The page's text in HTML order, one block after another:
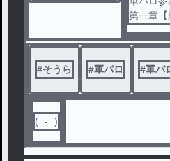
第一章【
り】
#そうら #軍パロ #軍パ
( ˙-˙ )